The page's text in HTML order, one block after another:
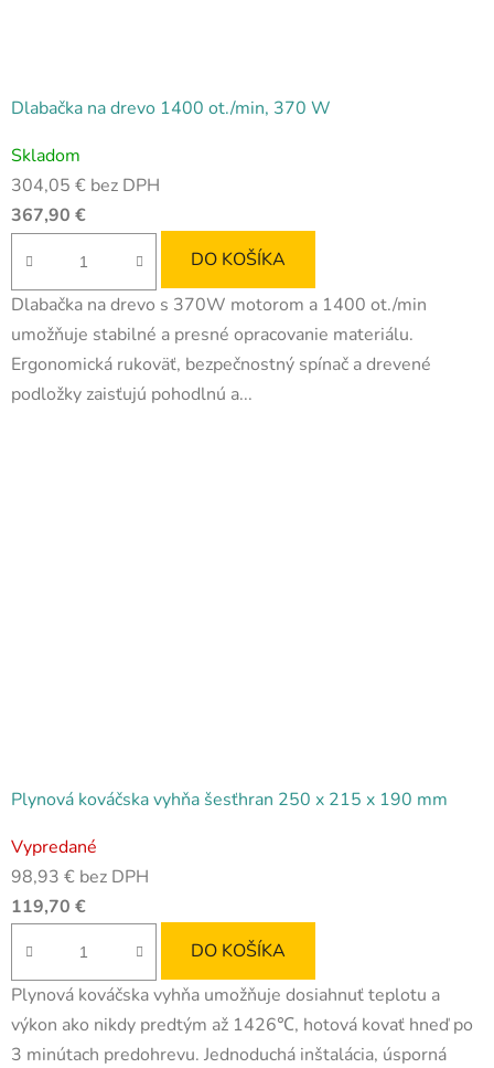
Dlabačka na drevo 1400 ot./min, 370 W
Skladom
304,05 € bez DPH
367,90 €
DO KOŠÍKA
Dlabačka na drevo s 370W motorom a 1400 ot./min
umožňuje stabilné a presné opracovanie materiálu.
Ergonomická rukoväť, bezpečnostný spínač a drevené
podložky zaisťujú pohodlnú a...
Plynová kováčska vyhňa šesťhran 250 x 215 x 190 mm
hodnotenie
produktu
je
4,5
z
5
hviezdičiek.
Vypredané
98,93 € bez DPH
119,70 €
DO KOŠÍKA
Plynová kováčska vyhňa umožňuje dosiahnuť teplotu a
výkon ako nikdy predtým až 1426℃, hotová kovať hneď po
3 minútach predohrevu. Jednoduchá inštalácia, úsporná